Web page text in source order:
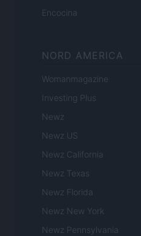
Encocina
NORD AMERICA
Womanmagazine
Investing Plus
Newz
Newz US
Newz California
Newz Texas
Newz Florida
Newz New York
Newz Pennsylvania